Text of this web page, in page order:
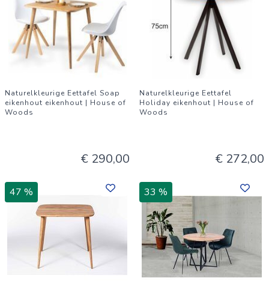
Naturelkleurige Eettafel Soap
eikenhout eikenhout | House of
Woods
€ 290,00
Naturelkleurige Eettafel
Holiday eikenhout | House of
Woods
€ 272,00
47 % 33 %